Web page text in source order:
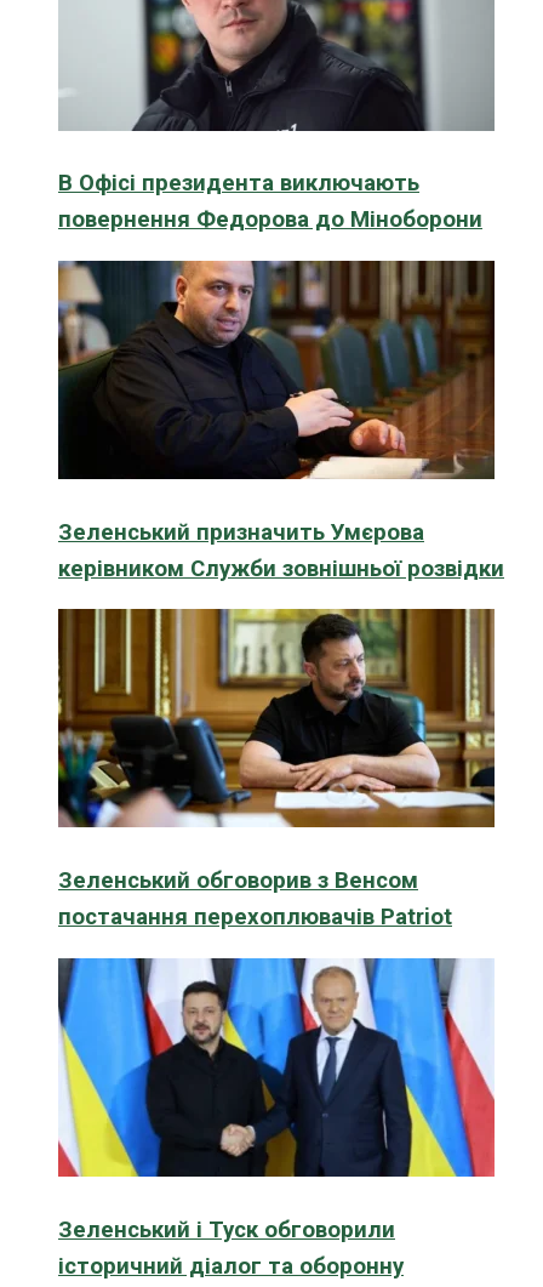
В Офісі президента виключають
повернення Федорова до Міноборони
Зеленський призначить Умєрова
керівником Служби зовнішньої розвідки
Зеленський обговорив з Венсом
постачання перехоплювачів Patriot
Зеленський і Туск обговорили
історичний діалог та оборонну